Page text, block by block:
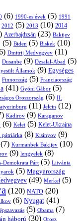
(6) 1990-es évek (5) 1991
2012 (5) 2013 (10) 2014
Azerbajdzsán (23) Bakijev
(5) Biden (5) Biskek (10)
Dmitrij Medvegyev (11)
Dusanbe (9) Dzsalal-Abad (5)
Államok (9) Egységes
Finnország (5) Franciaország
(41) Gyóni Gábor (5)
Oroszország (6) II.
(11) Jelcin (12)
Kadirov (9) Karaganov
(6) Kelet (5) Kelet-Ukrajna
(8) Kisinyov (9)
(7) Kurmanbek Bakijev (10)
(9) lengyelek (8)
Demokrata Párt (5) Litvánia
(5) Magyarország
(49) Merkel (5)
(120) NATO (20)
(6) Nyugat (41)
(5) Obama (7)
háború (30) Orosz